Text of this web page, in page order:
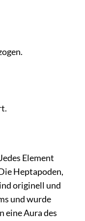
Element
Heptapoden,
originell und
und wurde
eine Aura des